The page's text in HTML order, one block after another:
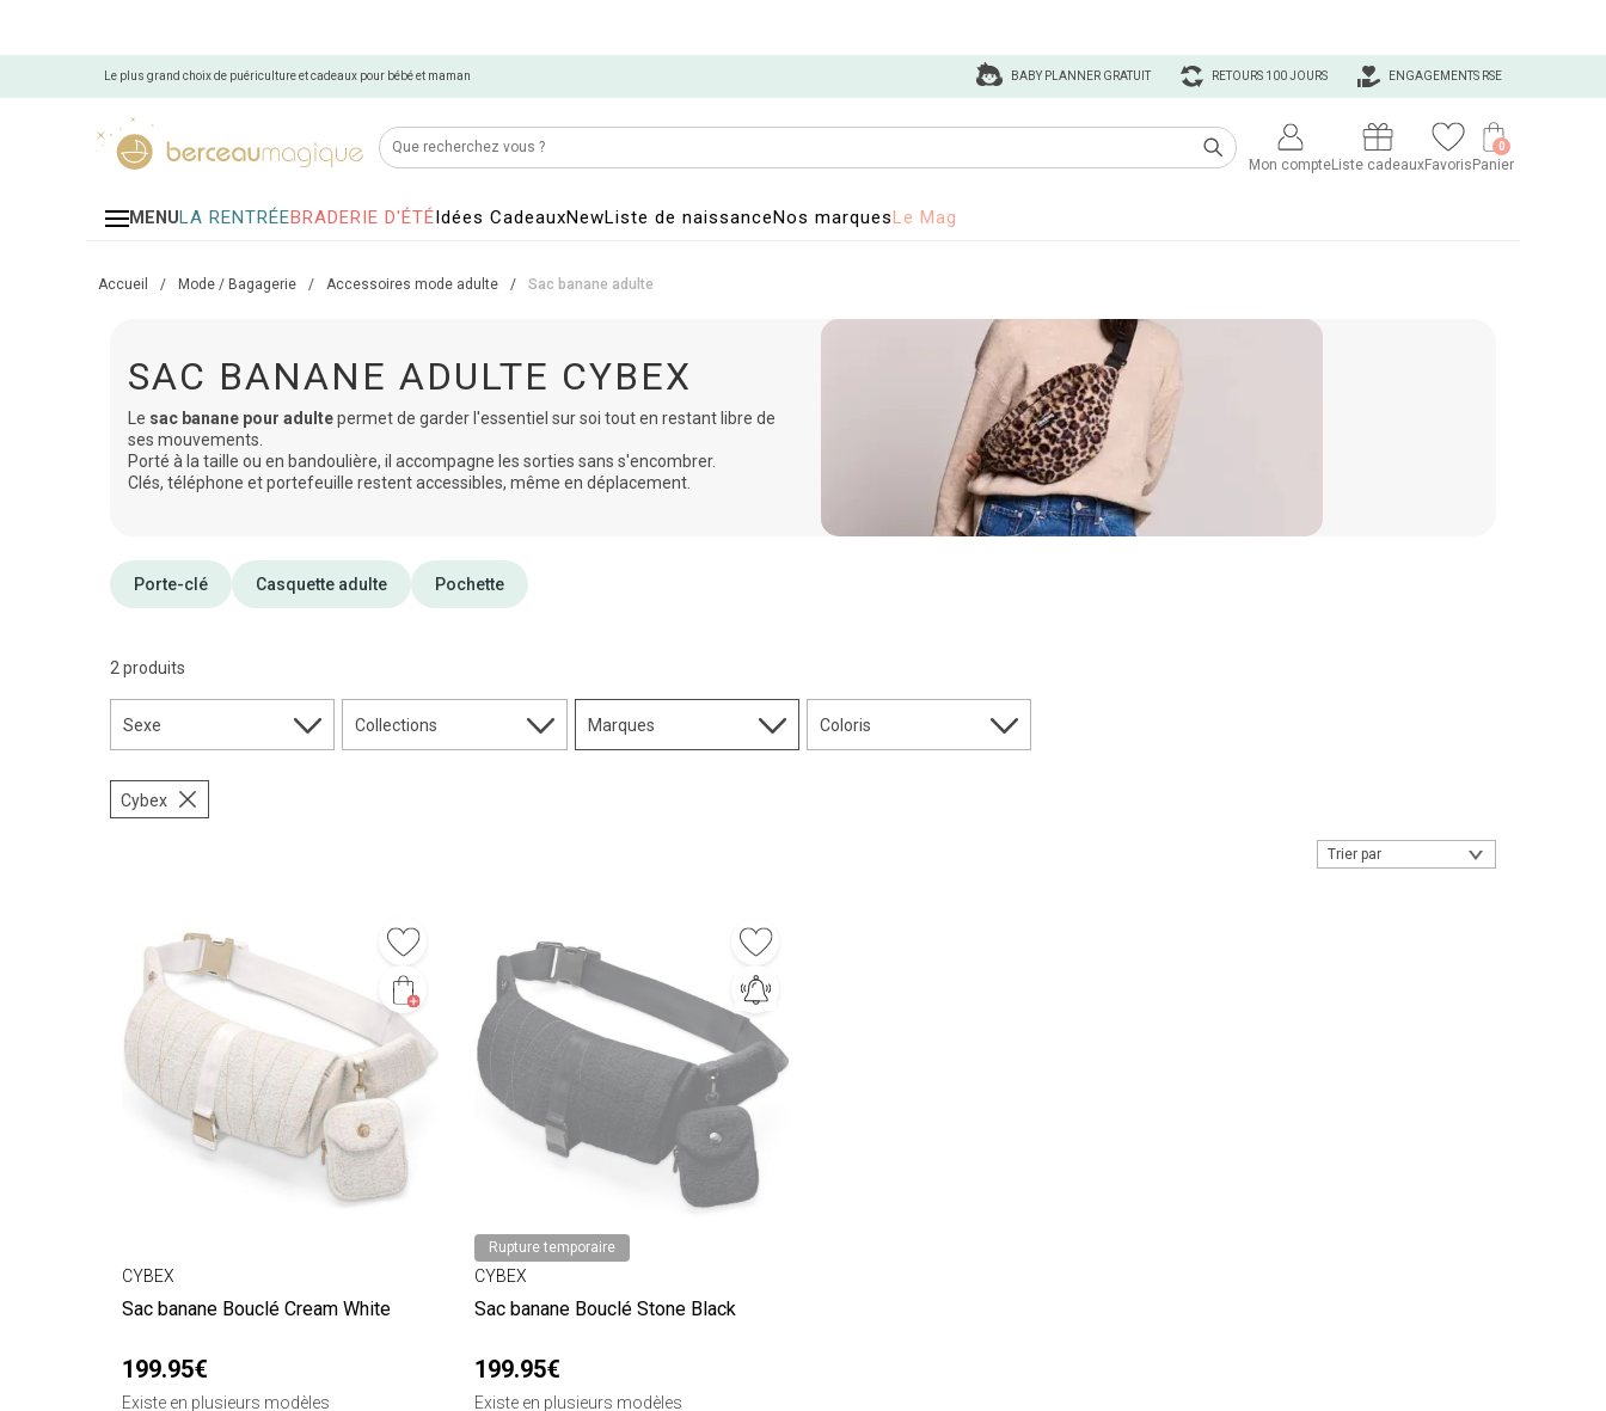
Le plus grand choix de puériculture et cadeaux pour bébé et maman ENGAGEMENTS RSE
RETOURS 100 JOURS
BABY PLANNER GRATUIT
Mon compteListe cadeauxFavorisPanier
0
MENULA RENTRÉEBRADERIE D'ÉTÉIdées CadeauxNewListe de naissanceNos marquesLe Mag
Accueil / Mode / Bagagerie / Accessoires mode adulte / Sac banane adulte
SAC BANANE ADULTE CYBEX
Le sac banane pour adultepermet de garder l'essentiel sur soi tout en restant libre de
ses mouvements.
Porté à la taille ou en bandoulière, il accompagne les sorties sans s'encombrer.
Clés, téléphone et portefeuille restent accessibles, même en déplacement.
Porte-clé Casquette adulte Pochette
2 produits
Sexe Collections Marques Coloris
Cybex
Trier par
CYBEX
Sac banane Bouclé Cream White
199.95€
Existe en plusieurs modèles
Rupture temporaire
CYBEX
Sac banane Bouclé Stone Black
199.95€
Existe en plusieurs modèles